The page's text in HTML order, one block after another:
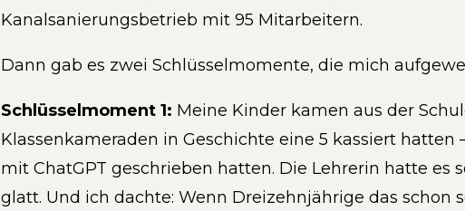
Kanalsanierungsbetrieb mit 95 Mitarbeitern.
Dann gab es zwei Schlüsselmomente, die mich
Schlüsselmoment 1: Meine Kinder kamen aus der
Klassenkameraden in Geschichte eine 5 kassiert
mit ChatGPT geschrieben hatten. Die Lehrerin hatte es
glatt. Und ich dachte: Wenn Dreizehnjährige das schon